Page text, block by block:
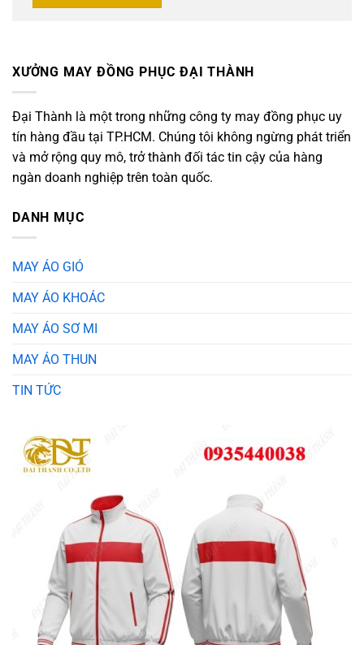
XƯỞNG MAY ĐỒNG PHỤC ĐẠI THÀNH
Đại Thành là một trong những công ty may đồng phục uy
tín hàng đầu tại TP.HCM. Chúng tôi không ngừng phát triển
và mở rộng quy mô, trở thành đối tác tin cậy của hàng
ngàn doanh nghiệp trên toàn quốc.
DANH MỤC
MAY ÁO GIÓ
MAY ÁO KHOÁC
MAY ÁO SƠ MI
MAY ÁO THUN
TIN TỨC